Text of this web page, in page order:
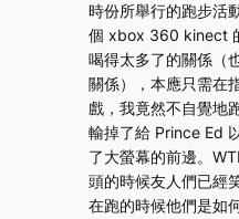
時份所舉行的跑步活
個 xbox 360 kinect
喝得太多了的關係（
關係），本應只需在
戲，我竟然不自覺地
輸掉了給 Prince Ed
了大螢幕的前邊。
頭的時候友人們已經
在跑的時候他們是如